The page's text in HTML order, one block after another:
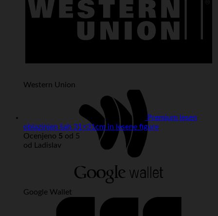
Western Union
Google Wallet
Premium lesen
oblazinjen šah 31×31cm in lesene figure
Ocenjeno 5 od 5
od Ladislav